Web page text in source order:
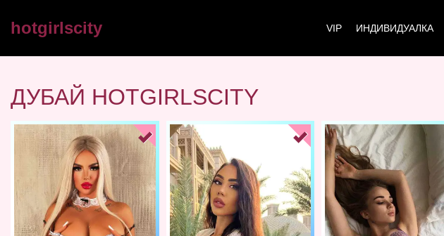
hotgirlscity VIP ИНДИВИДУАЛКА
ДУБАЙ HOTGIRLSCITY